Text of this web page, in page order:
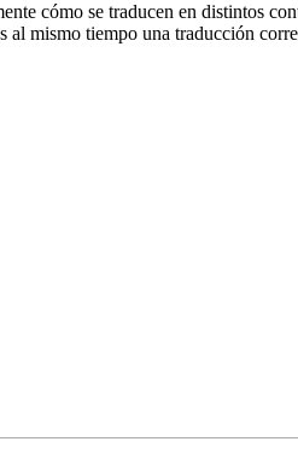
cómo se traducen en distintos
mismo tiempo una traducción